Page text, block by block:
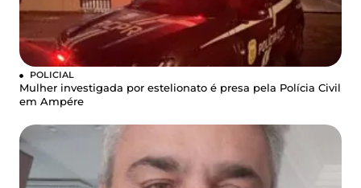
POLICIAL
Mulher investigada por estelionato é presa pela Polícia Civil
em Ampére